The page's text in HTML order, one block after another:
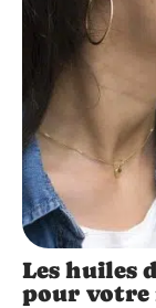
Les huiles
pour votre